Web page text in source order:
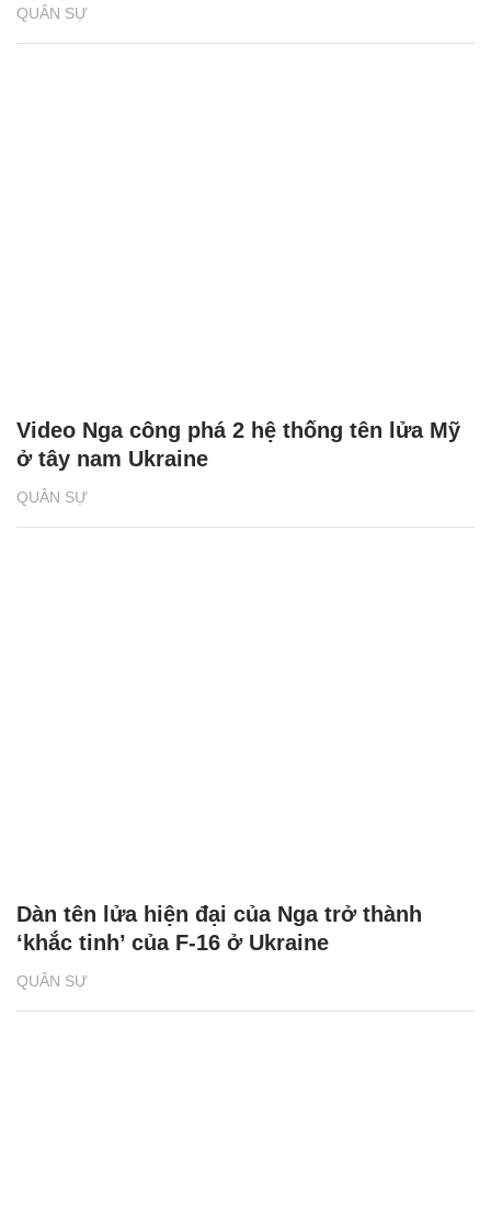
QUÂN SỰ
QUÂN SỰ
Video Nga công phá 2 hệ thống tên lửa Mỹ
ở tây nam Ukraine
QUÂN SỰ
Dàn tên lửa hiện đại của Nga trở thành
‘khắc tinh’ của F-16 ở Ukraine